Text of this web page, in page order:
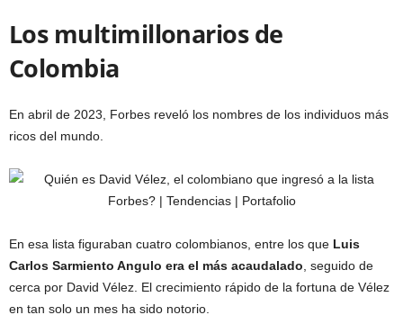
Los multimillonarios de
Colombia
En abril de 2023, Forbes reveló los nombres de los individuos más
ricos del mundo.
En esa lista figuraban cuatro colombianos, entre los que Luis
Carlos Sarmiento Angulo era el más acaudalado, seguido de
cerca por David Vélez. El crecimiento rápido de la fortuna de Vélez
en tan solo un mes ha sido notorio.